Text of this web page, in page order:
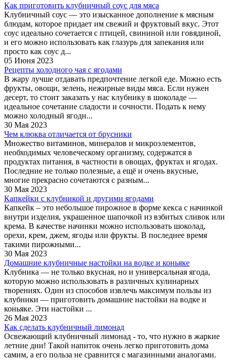
Как приготовить клубничный соус для мяса
Клубничный соус — это изысканное дополнение к мясным
блюдам, которое придает им свежий и фруктовый вкус. Этот
соус идеально сочетается с птицей, свининой или говядиной,
и его можно использовать как глазурь для запекания или
просто как соус д...
05 Июня 2023
Рецепты холодного чая с ягодами
В жару лучше отдавать предпочтение легкой еде. Можно есть
фрукты, овощи, зелень, нежирные виды мяса. Если нужен
десерт, то стоит заказать у нас клубнику в шоколаде —
идеальное сочетание сладости и сочности. Подать к нему
можно холодный ягодн...
30 Мая 2023
Чем клюква отличается от брусники
Множество витаминов, минералов и микроэлементов,
необходимых человеческому организму, содержатся в
продуктах питания, в частности в овощах, фруктах и ягодах.
Последние не только полезные, а ещё и очень вкусные,
многие прекрасно сочетаются с разным...
30 Мая 2023
Капкейки с клубникой и другими ягодами
Капкейк – это небольшое пирожное в форме кекса с начинкой
внутри изделия, украшенное шапочкой из взбитых сливок или
крема. В качестве начинки можно использовать шоколад,
орехи, крем, джем, ягоды или фрукты. В последнее время
такими пирожными...
30 Мая 2023
Домашние клубничные настойки на водке и коньяке
Клубника — не только вкусная, но и универсальная ягода,
которую можно использовать в различных кулинарных
творениях. Один из способов извлечь максимум пользы из
клубники — приготовить домашние настойки на водке и
коньяке. Эти настойки ...
26 Мая 2023
Как сделать клубничный лимонад
Освежающий клубничный лимонад - то, что нужно в жаркие
летние дни! Такой напиток очень легко приготовить дома
самим, а его польза не сравнится с магазинными аналогами.